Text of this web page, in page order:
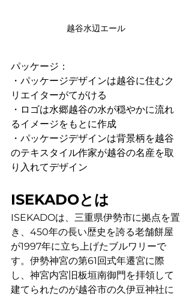
越谷水辺エール
パッケージ：
・パッケージデザインは越谷に住むク
リエイターがてがける
・ロゴは水郷越谷の水が穏やかに流れ
るイメージをもとに作成
・パッケージデザインは背景柄を越谷
のテキスタイル作家が越谷の名産を取
り入れてデザイン
ISEKADOとは
ISEKADOは、三重県伊勢市に拠点を置
き、450年の長い歴史を誇る老舗餅屋
が1997年に立ち上げたブルワリーで
す。伊勢神宮の第61回式年遷宮に際
し、神宮内宮旧板垣南御門を拝領して
建てられたのが越谷市の久伊豆神社に